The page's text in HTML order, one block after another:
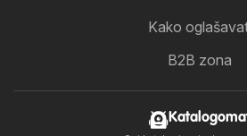
Kako
B2B zona